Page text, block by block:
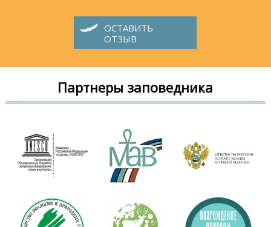
ОСТАВИТЬ
ОТЗЫВ
Партнеры заповедника